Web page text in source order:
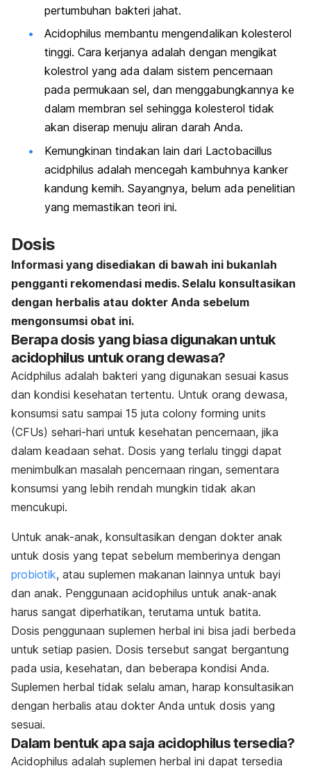
pertumbuhan bakteri jahat.
Acidophilus membantu mengendalikan kolesterol
tinggi. Cara kerjanya adalah dengan mengikat
kolestrol yang ada dalam sistem pencernaan
pada permukaan sel, dan menggabungkannya ke
dalam membran sel sehingga kolesterol tidak
akan diserap menuju aliran darah Anda.
Kemungkinan tindakan lain dari Lactobacillus
acidphilus adalah mencegah kambuhnya kanker
kandung kemih. Sayangnya, belum ada penelitian
yang memastikan teori ini.
Dosis
Informasi yang disediakan di bawah ini bukanlah
pengganti rekomendasi medis. Selalu konsultasikan
dengan herbalis atau dokter Anda sebelum
mengonsumsi obat ini.
Berapa dosis yang biasa digunakan untuk
acidophilus untuk orang dewasa?
Acidphilus adalah bakteri yang digunakan sesuai kasus
dan kondisi kesehatan tertentu. Untuk orang dewasa,
konsumsi satu sampai 15 juta colony forming units
(CFUs) sehari-hari untuk kesehatan pencernaan, jika
dalam keadaan sehat. Dosis yang terlalu tinggi dapat
menimbulkan masalah pencernaan ringan, sementara
konsumsi yang lebih rendah mungkin tidak akan
mencukupi.
Untuk anak-anak, konsultasikan dengan dokter anak
untuk dosis yang tepat sebelum memberinya dengan
probiotik, atau suplemen makanan lainnya untuk bayi
dan anak. Penggunaan acidophilus untuk anak-anak
harus sangat diperhatikan, terutama untuk batita.
Dosis penggunaan suplemen herbal ini bisa jadi berbeda
untuk setiap pasien. Dosis tersebut sangat bergantung
pada usia, kesehatan, dan beberapa kondisi Anda.
Suplemen herbal tidak selalu aman, harap konsultasikan
dengan herbalis atau dokter Anda untuk dosis yang
sesuai.
Dalam bentuk apa saja acidophilus tersedia?
Acidophilus adalah suplemen herbal ini dapat tersedia